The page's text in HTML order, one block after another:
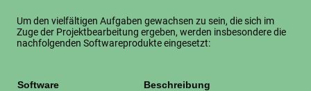
Um den vielfältigen Aufgaben gewachsen zu sein, die sich im
Zuge der Projektbearbeitung ergeben, werden insbesondere die
nachfolgenden Softwareprodukte eingesetzt:
Software Beschreibung